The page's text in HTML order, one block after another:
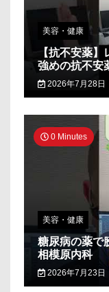
美容・健康
【抗不安薬
強めの抗不安
2026年7月28日
0 Minutes
美容・健康
糖尿病の薬で
相模原内科
2026年7月23日